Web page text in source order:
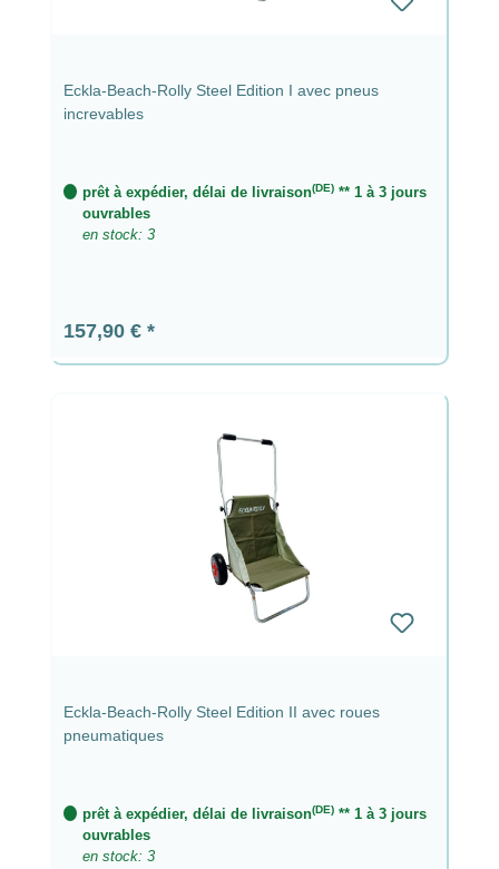
Eckla-Beach-Rolly Steel Edition I avec pneus
increvables
prêt à expédier, délai de livraison(DE)** 1 à 3 jours
ouvrables
en stock: 3
Prix régulier :
157,90 €
Eckla-Beach-Rolly Steel Edition II avec roues
pneumatiques
prêt à expédier, délai de livraison(DE)** 1 à 3 jours
ouvrables
en stock: 3